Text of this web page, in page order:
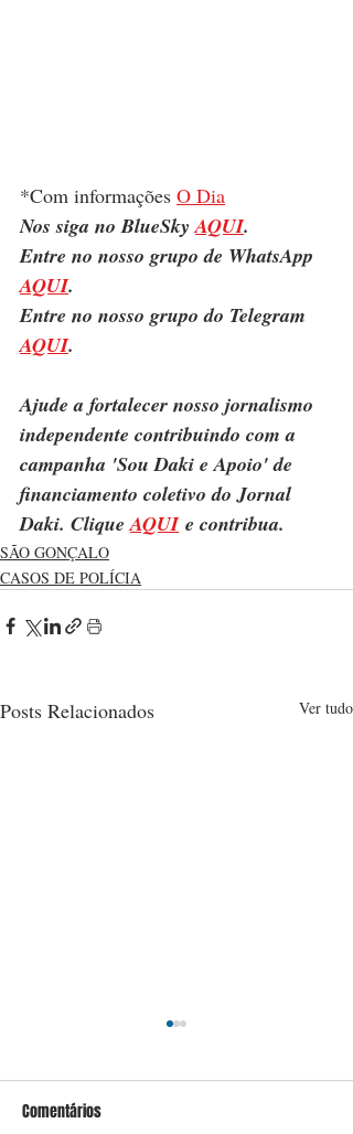
*Com informações O Dia
Nos siga no BlueSky AQUI.
Entre no nosso grupo de WhatsApp
AQUI.
Entre no nosso grupo do Telegram
AQUI.
Ajude a fortalecer nosso jornalismo
independente contribuindo com a
campanha 'Sou Daki e Apoio' de
financiamento coletivo do Jornal
Daki. Clique AQUI e contribua.
SÃO GONÇALO
CASOS DE POLÍCIA
Posts Relacionados Ver tudo
Comentários